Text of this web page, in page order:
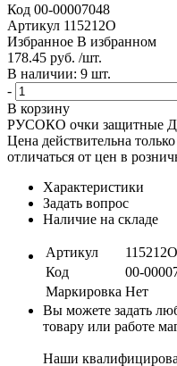
Код 00-00007048
Артикул 115212О
Избранное В избранном
178.45 руб. /шт.
В наличии: 9 шт.
-
В корзину
РУСОКО очки защитные
Цена действительна
отличаться от цен в
Характеристики
Задать вопрос
Наличие на складе
Артикул
115212О
Код
00-
Маркировка Нет
Вы можете задать
товару или работе
Наши